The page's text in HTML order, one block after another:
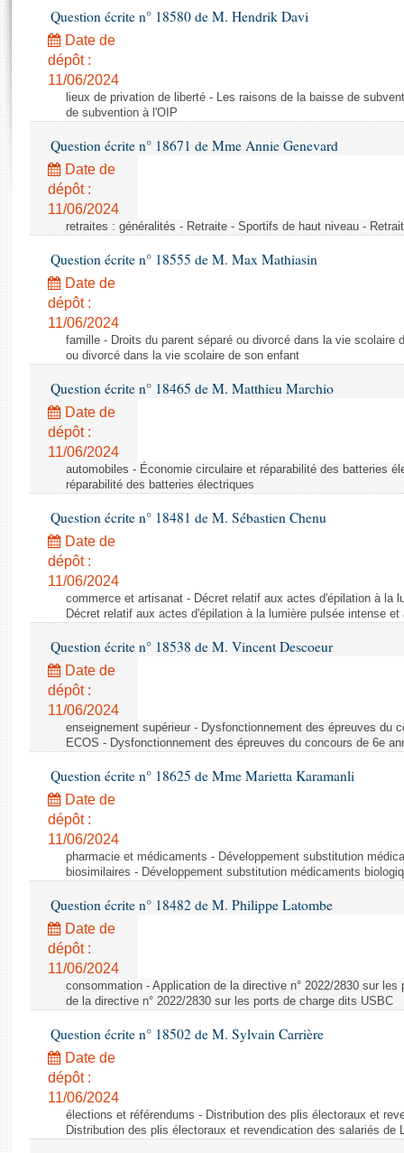
Propositions de loi
Amendements
Textes adoptés
Rapports d'information
Rapports législatifs
Rapports sur l'application des lois
Baromètre de l’application des lois
Budget et sécurité sociale
Questions écrites et orales
Comptes rendus des débats
Histoire
Juniors
Anciennes législatures
Liens vers les sites publics
Photos libres de droit
Question écrite n° 18580 de M. Hendrik Davi
Date de
dépôt :
11/06/2024
lieux de privation de liberté - Les raisons de la baisse de
de subvention à l'OIP
Question écrite n° 18671 de Mme Annie Genevard
Date de
dépôt :
11/06/2024
retraites : généralités - Retraite - Sportifs de haut niveau -
Question écrite n° 18555 de M. Max Mathiasin
Date de
dépôt :
11/06/2024
famille - Droits du parent séparé ou divorcé dans la vie scolaire
ou divorcé dans la vie scolaire de son enfant
Question écrite n° 18465 de M. Matthieu Marchio
Date de
dépôt :
11/06/2024
automobiles - Économie circulaire et réparabilité des batteries
réparabilité des batteries électriques
Question écrite n° 18481 de M. Sébastien Chenu
Date de
dépôt :
11/06/2024
commerce et artisanat - Décret relatif aux actes d'épilation à la
Décret relatif aux actes d'épilation à la lumière pulsée intense et
Question écrite n° 18538 de M. Vincent Descoeur
Date de
dépôt :
11/06/2024
enseignement supérieur - Dysfonctionnement des épreuves du
ECOS - Dysfonctionnement des épreuves du concours de 6e
Question écrite n° 18625 de Mme Marietta Karamanli
Date de
dépôt :
11/06/2024
pharmacie et médicaments - Développement substitution
biosimilaires - Développement substitution médicaments
Question écrite n° 18482 de M. Philippe Latombe
Date de
dépôt :
11/06/2024
consommation - Application de la directive n° 2022/2830 sur
de la directive n° 2022/2830 sur les ports de charge dits USBC
Question écrite n° 18502 de M. Sylvain Carrière
Date de
dépôt :
11/06/2024
élections et référendums - Distribution des plis électoraux et
Distribution des plis électoraux et revendication des salariés de